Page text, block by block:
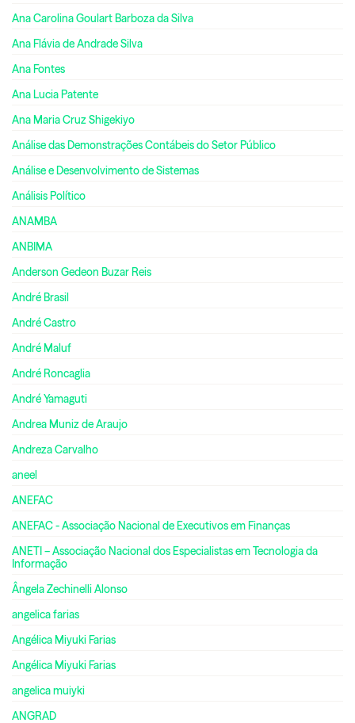
Ana Carolina Goulart Barboza da Silva
Ana Flávia de Andrade Silva
Ana Fontes
Ana Lucia Patente
Ana Maria Cruz Shigekiyo
Análise das Demonstrações Contábeis do Setor Público
Análise e Desenvolvimento de Sistemas
Análisis Político
ANAMBA
ANBIMA
Anderson Gedeon Buzar Reis
André Brasil
André Castro
André Maluf
André Roncaglia
André Yamaguti
Andrea Muniz de Araujo
Andreza Carvalho
aneel
ANEFAC
ANEFAC - Associação Nacional de Executivos em Finanças
ANETI – Associação Nacional dos Especialistas em Tecnologia da
Informação
Ângela Zechinelli Alonso
angelica farias
Angélica Miyuki Farias
Angélica Miyuki Farias
angelica muiyki
ANGRAD